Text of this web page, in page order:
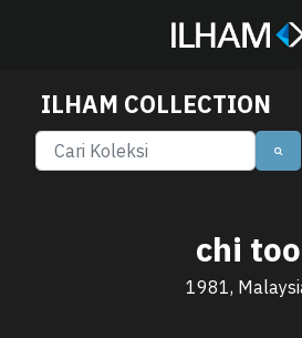
ILHAM COLLECTION
chi too
1981,